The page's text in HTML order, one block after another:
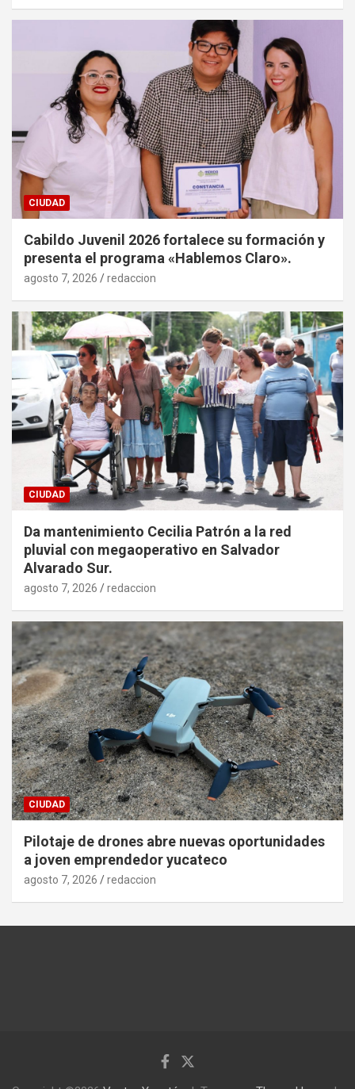
CIUDAD
Cabildo Juvenil 2026 fortalece su formación y
presenta el programa «Hablemos Claro».
agosto 7, 2026 redaccion
CIUDAD
Da mantenimiento Cecilia Patrón a la red
pluvial con megaoperativo en Salvador
Alvarado Sur.
agosto 7, 2026 redaccion
CIUDAD
Pilotaje de drones abre nuevas oportunidades
a joven emprendedor yucateco
agosto 7, 2026 redaccion